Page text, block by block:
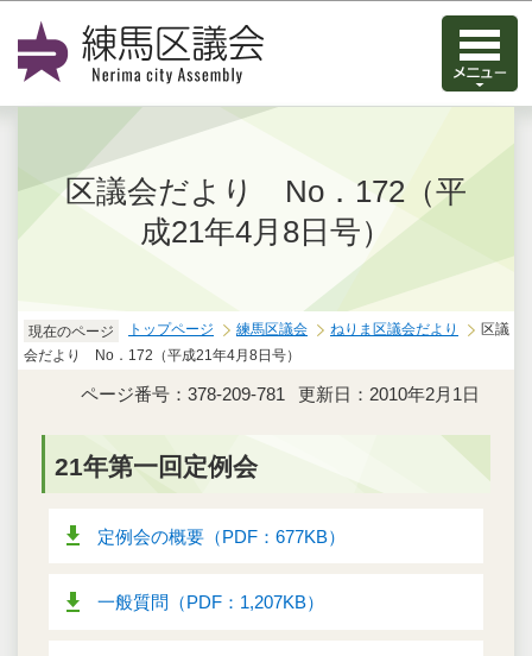
区議会だより No．172（平
成21年4月8日号）
現在のページ トップページ 練馬区議会 ねりま区議会だより
区議
会だより No．172（平成21年4月8日号）
ページ番号：378-209-781 更新日：2010年2月1日
21年第一回定例会
定例会の概要（PDF：677KB）
一般質問（PDF：1,207KB）